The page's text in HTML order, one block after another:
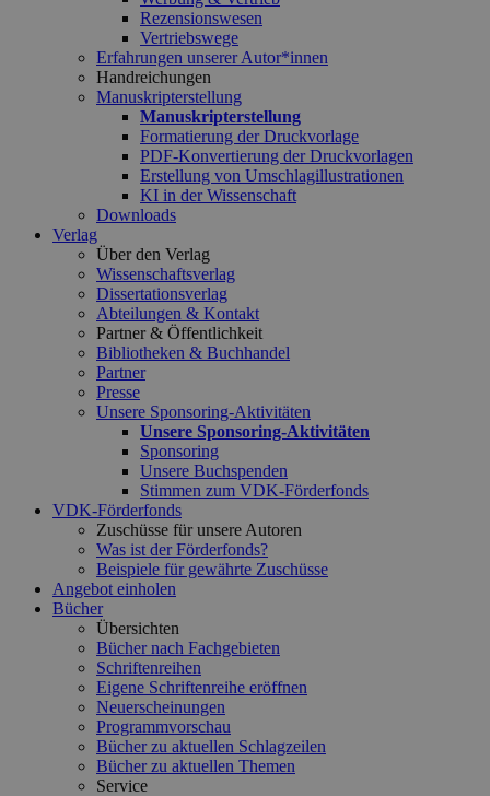
Rezensionswesen
Vertriebswege
Erfahrungen unserer Autor*innen
Handreichungen
Manuskripterstellung
Manuskripterstellung
Formatierung der Druckvorlage
PDF-Konvertierung der Druckvorlagen
Erstellung von Umschlagillustrationen
KI in der Wissenschaft
Downloads
Verlag
Über den Verlag
Wissenschaftsverlag
Dissertationsverlag
Abteilungen & Kontakt
Partner & Öffentlichkeit
Bibliotheken & Buchhandel
Partner
Presse
Unsere Sponsoring-Aktivitäten
Unsere Sponsoring-Aktivitäten
Sponsoring
Unsere Buchspenden
Stimmen zum VDK-Förderfonds
VDK-Förderfonds
Zuschüsse für unsere Autoren
Was ist der Förderfonds?
Beispiele für gewährte Zuschüsse
Angebot einholen
Bücher
Übersichten
Bücher nach Fachgebieten
Schriftenreihen
Eigene Schriftenreihe eröffnen
Neuerscheinungen
Programmvorschau
Bücher zu aktuellen Schlagzeilen
Bücher zu aktuellen Themen
Service